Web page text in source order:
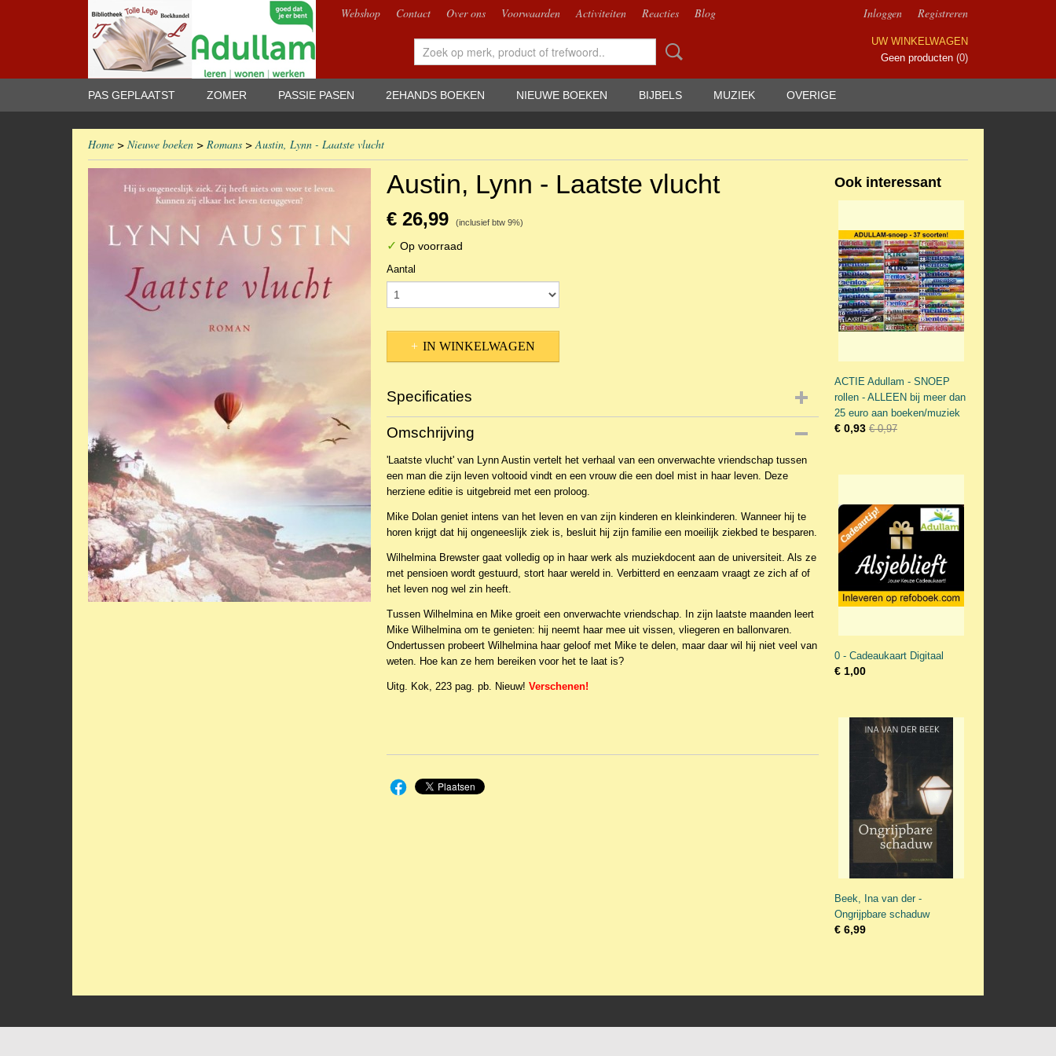
Webshop Contact Over ons Voorwaarden Activiteiten Reacties Blog Inloggen Registreren
UW WINKELWAGEN
Geen producten (0)
PAS GEPLAATST ZOMER PASSIE PASEN 2EHANDS BOEKEN NIEUWE BOEKEN BIJBELS MUZIEK OVERIGE
Home > Nieuwe boeken > Romans >Austin, Lynn - Laatste vlucht
Austin, Lynn - Laatste vlucht
€ 26,99 (inclusief btw 9%)
✓ Op voorraad
Aantal
IN WINKELWAGEN
Specificaties
Productcode
EAN code
Omschrijving
'Laatste vlucht' van Lynn Austin vertelt het verhaal van een onverwachte vriendschap tussen
een man die zijn leven voltooid vindt en een vrouw die een doel mist in haar leven. Deze
herziene editie is uitgebreid met een proloog.
Mike Dolan geniet intens van het leven en van zijn kinderen en kleinkinderen. Wanneer hij te
horen krijgt dat hij ongeneeslijk ziek is, besluit hij zijn familie een moeilijk ziekbed te besparen.
Wilhelmina Brewster gaat volledig op in haar werk als muziekdocent aan de universiteit. Als ze
met pensioen wordt gestuurd, stort haar wereld in. Verbitterd en eenzaam vraagt ze zich af of
het leven nog wel zin heeft.
Tussen Wilhelmina en Mike groeit een onverwachte vriendschap. In zijn laatste maanden leert
Mike Wilhelmina om te genieten: hij neemt haar mee uit vissen, vliegeren en ballonvaren.
Ondertussen probeert Wilhelmina haar geloof met Mike te delen, maar daar wil hij niet veel van
weten. Hoe kan ze hem bereiken voor het te laat is?
Uitg. Kok, 223 pag. pb. Nieuw! Verschenen!
Ook interessant
ACTIE Adullam - SNOEP
rollen - ALLEEN bij meer dan
25 euro aan boeken/muziek
€ 0,93 € 0,97
0 - Cadeaukaart Digitaal
€ 1,00
Beek, Ina van der -
Ongrijpbare schaduw
€ 6,99